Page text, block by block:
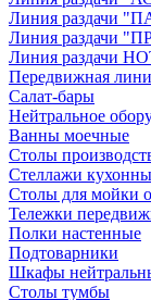
Линия раздачи
Линия раздачи
Линия раздачи
Передвижная
Салат-бары
Нейтральное
Ванны моечные
Столы
Стеллажи
Столы для мойки
Тележки
Полки настенные
Подтоварники
Шкафы
Столы тумбы